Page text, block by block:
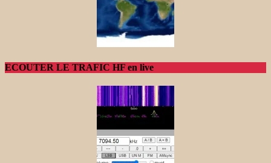
ECOUTER LE TRAFIC HF en live